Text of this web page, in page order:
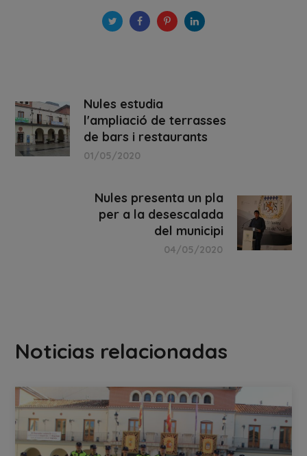
Nules estudia
l'ampliació de terrasses
de bars i restaurants
01/05/2020
Nules presenta un pla
per a la desescalada
del municipi
04/05/2020
Noticias relacionadas